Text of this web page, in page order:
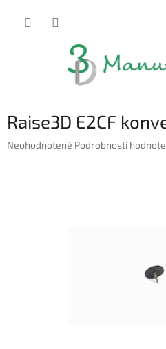
Raise3D E2CF
Priemerné
Neohodnotené Podrobnosti